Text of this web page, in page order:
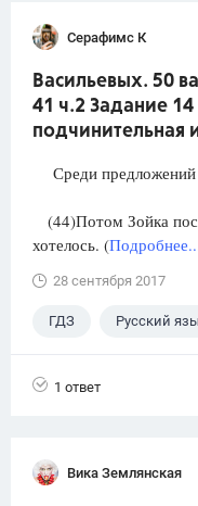
Серафимс К
Васильевых. 50
41 ч.2 Задание
подчинительная
Среди
(44)Потом Зойка
хотелось. (
28 сентября 2017
ГДЗ Русский
1 ответ
Вика Землянская